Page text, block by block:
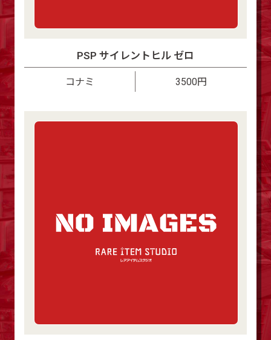
PSP サイレントヒル ゼロ
コナミ 3500円